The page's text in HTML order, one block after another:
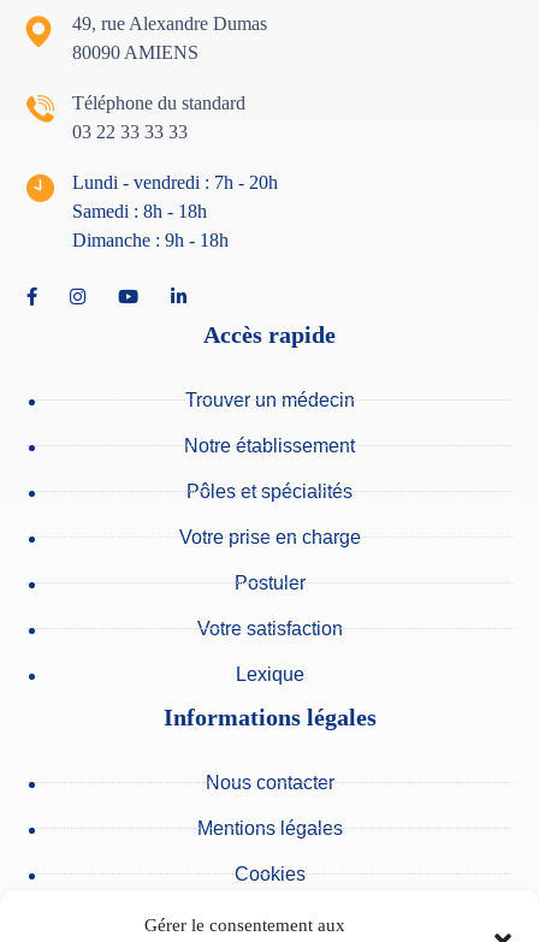
Gérer le consentement aux
49, rue Alexandre Dumas
80090 AMIENS
Téléphone du standard
03 22 33 33 33
Lundi - vendredi : 7h - 20h
Samedi : 8h - 18h
Dimanche : 9h - 18h
Accès rapide
Trouver un médecin
Notre établissement
Pôles et spécialités
Votre prise en charge
Postuler
Votre satisfaction
Lexique
Informations légales
Nous contacter
Mentions légales
Cookies
Protection des données personnelles